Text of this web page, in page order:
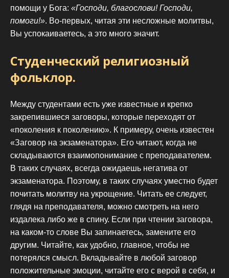
помощи у Бога: «Господи, благослови! Господи,
помоги!». Во-первых, читая эти несложные молитвы,
Вы успокаиваетесь, а это много значит.
Студенческий религиозный
фольклор.
Между студентами есть уже известные и крепко
закрепившиеся заговоры, которые переходят от
«поколения к поколению». К примеру, очень известен
«Заговор на экзаменатора». Его читают, когда не
складываются взаимопонимание с преподавателем.
В таких случаях, всегда ожидаешь негатива от
экзаменатора. Поэтому, в таких случаях уместно будет
почитать молитву на укрощение. Читать ее следует,
глядя на преподавателя, можно смотреть на него
издалека либо же в спину. Если при чтении заговора,
на каком-то слове Вы запинаетесь, замените его
другим. Читайте, как удобно, главное, чтобы не
потерялся смысл. Вкладывайте в любой заговор
положительные эмоции, читайте его с верой в себя, и